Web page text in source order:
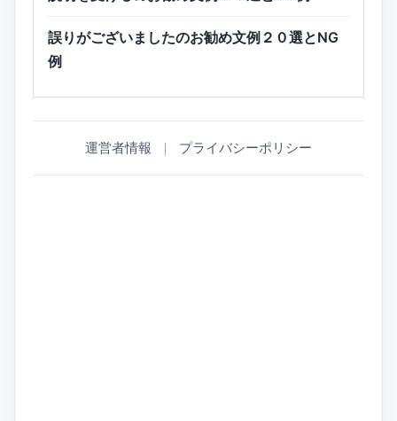
誤りがございましたのお勧め文例２０選とNG
例
運営者情報 ｜ プライバシーポリシー